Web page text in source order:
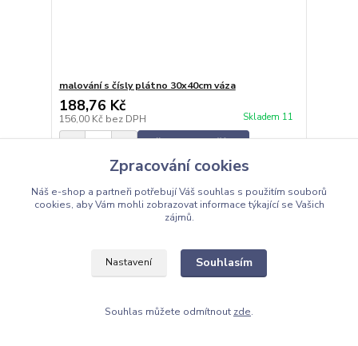
malování s čísly plátno 30x40cm váza
188,76 Kč
156,00 Kč bez DPH Skladem 11
Přidat do košíku
Zpracování cookies
Náš e-shop a partneři potřebují Váš souhlas s použitím souborů
cookies, aby Vám mohli zobrazovat informace týkající se Vašich
zájmů.
Nastavení Souhlasím
Souhlas můžete odmítnout zde.